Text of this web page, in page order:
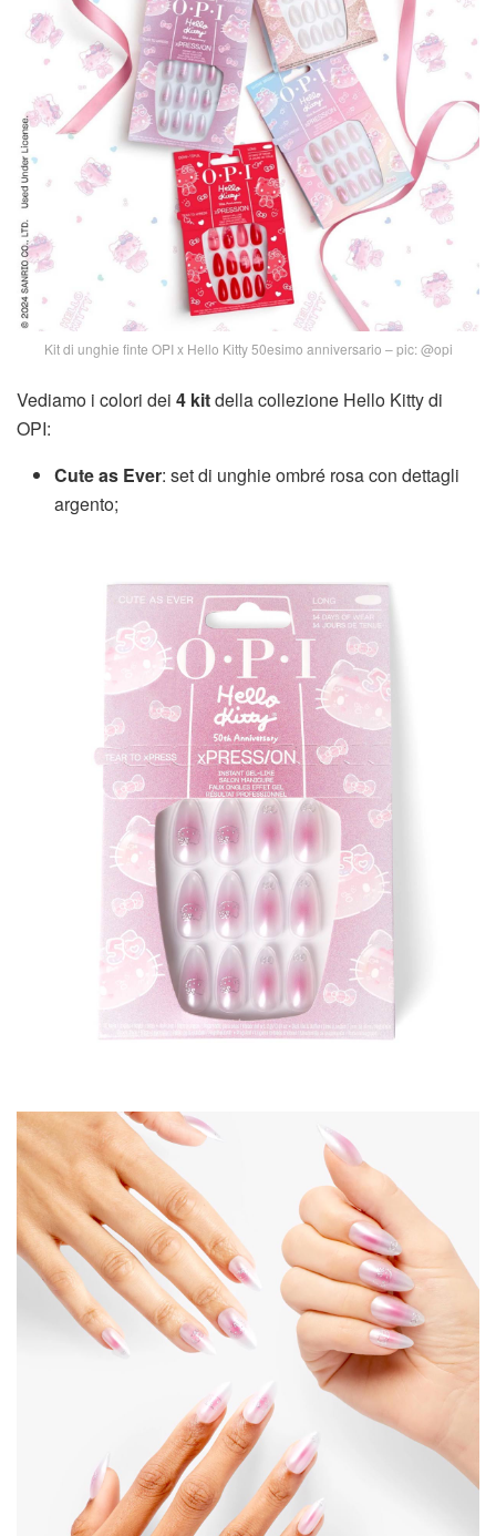
Kit di unghie finte OPI x Hello Kitty 50esimo anniversario – pic: @opi
Vediamo i colori dei 4 kitdella collezione Hello Kitty di
OPI:
Cute as Ever: set di unghie ombré rosa con dettagli
argento;